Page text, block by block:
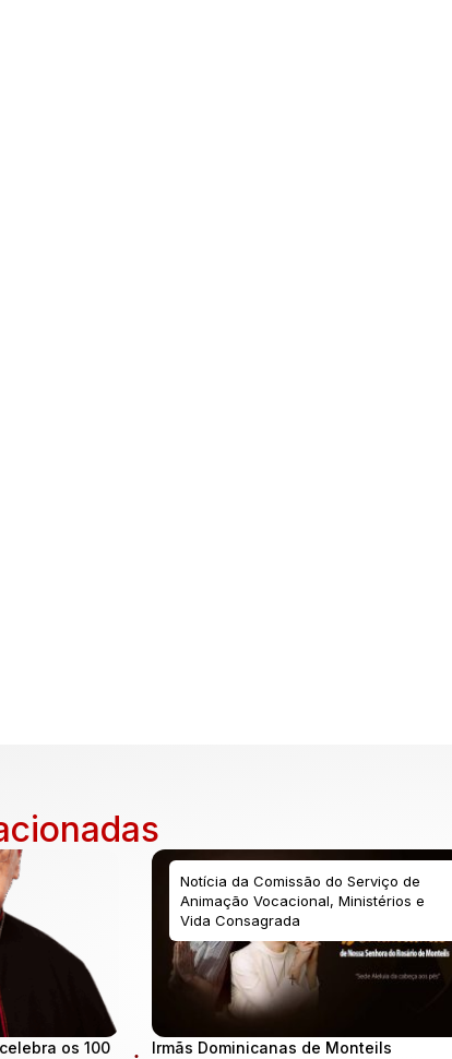
os 100
Notícia da Comissão do Serviço de
Animação Vocacional, Ministérios e
Vida Consagrada
Irmãs Dominicanas de Monteils